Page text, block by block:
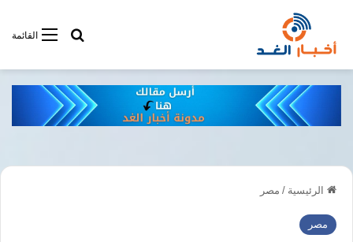
القائمةأبحت فى
الرئيسية / مصر
مصر